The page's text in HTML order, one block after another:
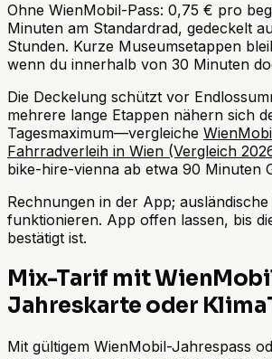
Ohne WienMobil-Pass: 0,75 € pro
Minuten am Standardrad, gedeckelt
Stunden. Kurze Museumsetappen
wenn du innerhalb von 30 Minuten
Die Deckelung schützt vor
mehrere lange Etappen nähern sich
Tagesmaximum—vergleiche
Fahrradverleih in Wien (Vergleich
bike-hire-vienna ab etwa 90 Minuten
Rechnungen in der App;
funktionieren. App offen lassen, bis
bestätigt ist.
Mix-Tarif mit
Jahreskarte oder
Mit gültigem WienMobil-Jahrespass